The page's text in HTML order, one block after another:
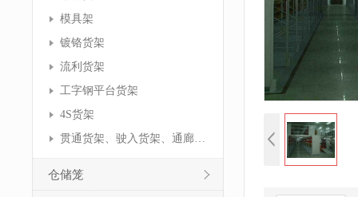
模具架
镀铬货架
流利货架
工字钢平台货架
4S货架
贯通货架、驶入货架、通廊货架
仓储笼